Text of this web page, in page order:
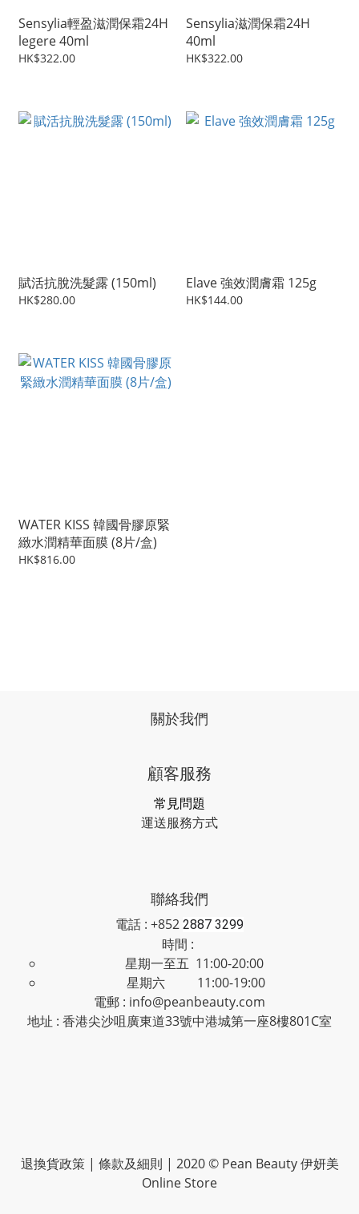
Sensylia輕盈滋潤保霜24H
legere 40ml
HK$322.00
Sensylia滋潤保霜24H
40ml
HK$322.00
賦活抗脫洗髮露 (150ml)
HK$280.00
Elave 強效潤膚霜 125g
HK$144.00
WATER KISS 韓國骨膠原緊
緻水潤精華面膜 (8片/盒)
HK$816.00
關於我們
顧客服務
常見問題
運送服務方式
聯絡我們
電話 : +852 2887 3299
時間 :
星期一至五 11:00-20:00
星期六 11:00-19:00
電郵 : info@peanbeauty.com
地址 : 香港尖沙咀廣東道33號中港城第一座8樓801C室
退換貨政策| 條款及細則 | 2020 © Pean Beauty 伊妍美
Online Store